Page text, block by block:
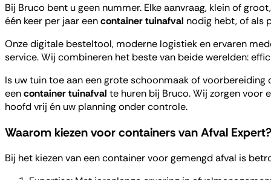
Bij Bruco bent u geen nummer. Elke aanvraag, klein of
één keer per jaar eencontainer tuinafval nodig hebt, of als
Onze digitale besteltool, moderne logistiek en ervaren
service. Wij combineren het beste van beide werelden:
Is uw tuin toe aan een grote schoonmaak of
eencontainer tuinafval te huren bij Bruco. Wij zorgen voor
hoofd vrij én uw planning onder controle.
Waarom kiezen voor containers van Afval Expert?
Bij het kiezen van een container voor gemengd afval is